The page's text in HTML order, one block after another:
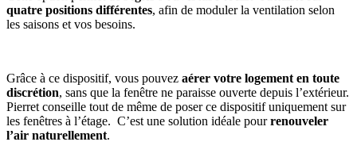
quatre positions différentes, afin de moduler la ventilation selon
les saisons et vos besoins.
Grâce à ce dispositif, vous pouvez aérer votre logement en toute
discrétion, sans que la fenêtre ne paraisse ouverte depuis l’extérieur.
Pierret conseille tout de même de poser ce dispositif uniquement sur
les fenêtres à l’étage. C’est une solution idéale pourrenouveler
l’air naturellement.